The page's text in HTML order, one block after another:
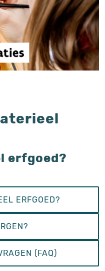
erfgoed?
ERFGOED?
(FAQ)